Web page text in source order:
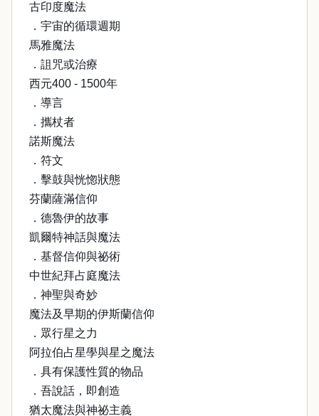
古印度魔法
．宇宙的循環週期
馬雅魔法
．詛咒或治療
西元400 - 1500年
．導言
．攜杖者
諾斯魔法
．符文
．擊鼓與恍惚狀態
芬蘭薩滿信仰
．德魯伊的故事
凱爾特神話與魔法
．基督信仰與祕術
中世紀拜占庭魔法
．神聖與奇妙
魔法及早期的伊斯蘭信仰
．眾行星之力
阿拉伯占星學與星之魔法
．具有保護性質的物品
．吾說話，即創造
猶太魔法與神祕主義